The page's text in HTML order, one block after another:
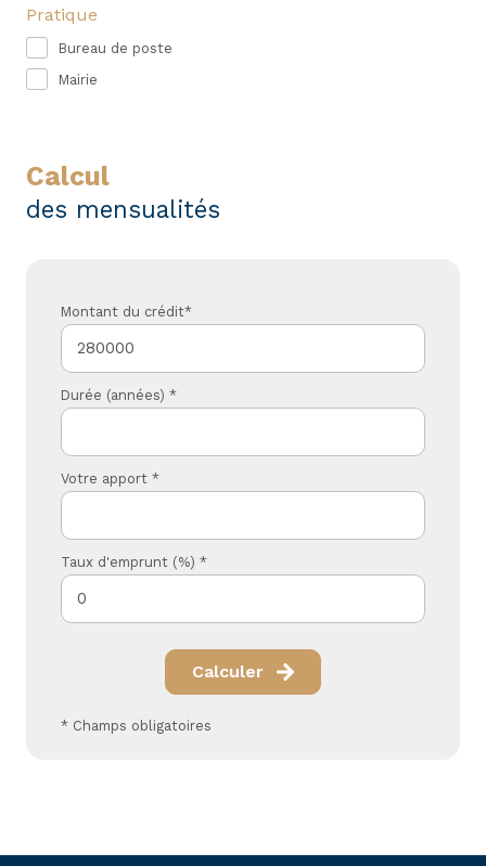
Pratique
Bureau de poste
Mairie
calcul
des mensualités
Montant du crédit*
Durée (années) *
Votre apport *
Taux d'emprunt (%) *
Calculer
* Champs obligatoires